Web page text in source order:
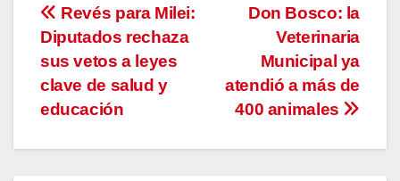
Navegación
de
entradas
Don Bosco: la
Veterinaria
Municipal ya
atendió a más de
400 animales
Revés para Milei:
Diputados rechaza
sus vetos a leyes
clave de salud y
educación